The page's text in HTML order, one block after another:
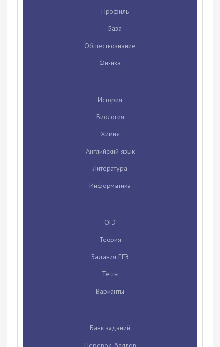
Профиль
База
Обществознание
Физика
История
Биология
Химия
Английский язык
Литература
Информатика
ОГЭ
Теория
Задания ЕГЭ
Тесты
Варианты
Банк заданий
Перевод баллов